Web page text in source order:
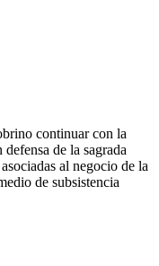
continuar con la
de la sagrada
al negocio de la
de subsistencia